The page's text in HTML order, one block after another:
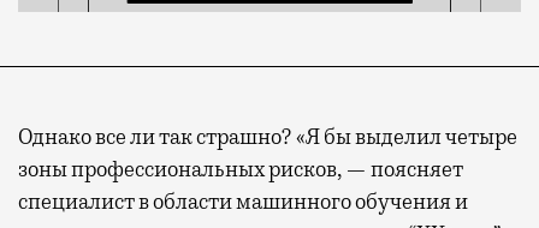
Однако все ли так страшно? «Я бы выделил четыре
зоны профессиональных рисков, — поясняет
специалист в области машинного обучения и